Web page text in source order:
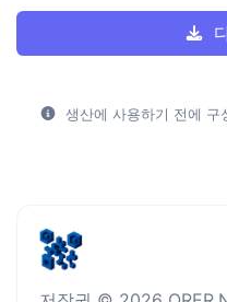
생산에 사용하기 전에 구